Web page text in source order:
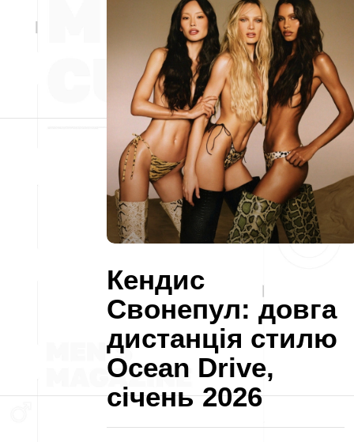
Кендис
Свонепул: довга
дистанція стилю
Ocean Drive,
січень 2026